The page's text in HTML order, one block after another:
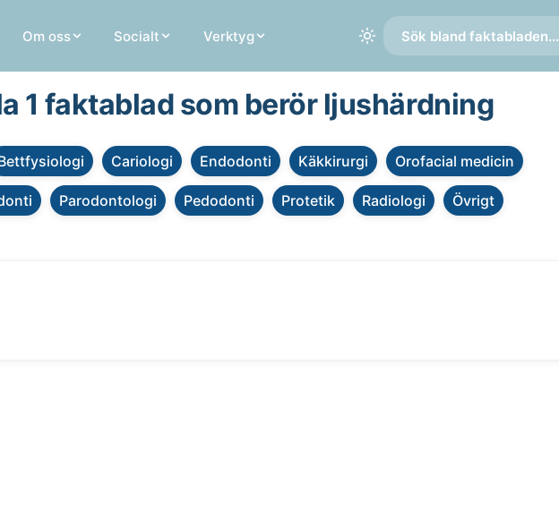
Om oss Socialt Verktyg Sök bland faktabladen...
1 faktablad som berör ljushärdning
Cariologi Endodonti Käkkirurgi Orofacial medicin
Parodontologi Pedodonti Protetik Radiologi Övrigt